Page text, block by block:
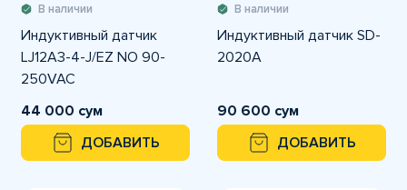
В наличии
Индуктивный датчик
LJ12A3-4-J/EZ NO 90-
250VAC
44 000 сум
ДОБАВИТЬ
В наличии
Индуктивный датчик SD-
2020A
90 600 сум
ДОБАВИТЬ